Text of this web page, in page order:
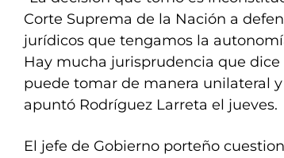
Corte Suprema de la Nación a
jurídicos que tengamos la
Hay mucha jurisprudencia que
puede tomar de manera unilateral
apuntó Rodríguez Larreta el jueves.
El jefe de Gobierno porteño